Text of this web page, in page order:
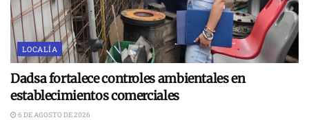
LOCALÍA
Dadsa fortalece controles ambientales en
establecimientos comerciales
6 DE AGOSTO DE 2026